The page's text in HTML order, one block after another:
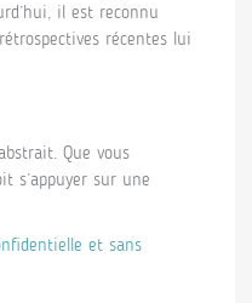
il est reconnu
récentes lui
Que vous
s’appuyer sur une
et sans